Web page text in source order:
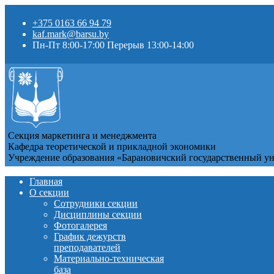
+375 0163 66 94 79
kaf.mark@barsu.by
Пн-Пт 8:00-17:00 Перерыв 13:00-14:00
Секция маркетинга и менеджмента
Кафедра теоретической и прикладной экономики
Учреждение образования «Барановичский государственный
Главная
О секции
Сотрудники секции
Дисциплины секции
Фотогалерея
График дежурств
преподавателей
Материально-техническая
база